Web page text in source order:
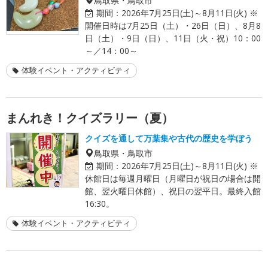
期間： 2026年7月25日(土)～8月11日(火) ※
開催日時は7月25日（土）・26日（日）、8月8
日（土）・9日（日）、11日（火・祝）10：00
～／14：00～
体験イベント・アクティビティ
まんれき！クイズラリー（夏）
クイズを通して万葉集や古代の歴史を学ぼう
鳥取県・鳥取市
期間： 2026年7月25日(土)～8月11日(火) ※
休館日は毎週月曜日（月曜日が祝日の場合は開
館、翌火曜日休館）、祝日の翌平日。最終入館
16:30。
体験イベント・アクティビティ